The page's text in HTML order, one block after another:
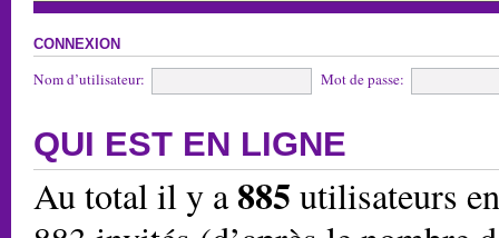
CONNEXION
Nom d’utilisateur: Mot de passe:
QUI EST EN LIGNE
Au total il y a885 utilisateurs